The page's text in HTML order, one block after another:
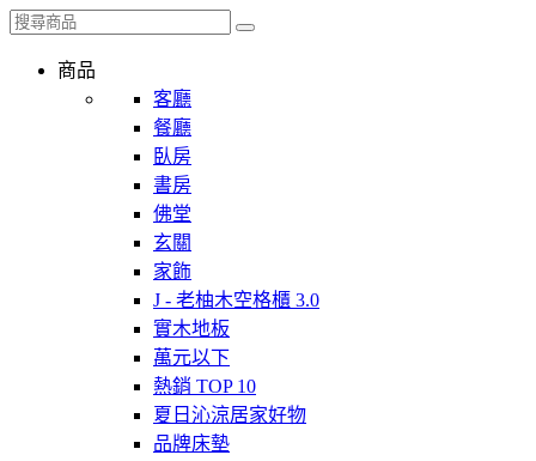
商品
客廳
餐廳
臥房
書房
佛堂
玄關
家飾
J - 老柚木空格櫃 3.0
實木地板
萬元以下
熱銷 TOP 10
夏日沁涼居家好物
品牌床墊